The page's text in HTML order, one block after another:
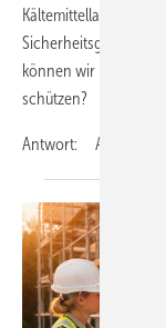
Kältemittellager. Wir
Sicherheitsgründen in
können wir unsere
schützen?
Antwort: Aufgrund